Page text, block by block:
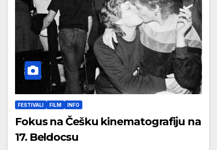
FESTIVALI FILM INFO
Fokus na Češku kinematografiju na
17. Beldocsu